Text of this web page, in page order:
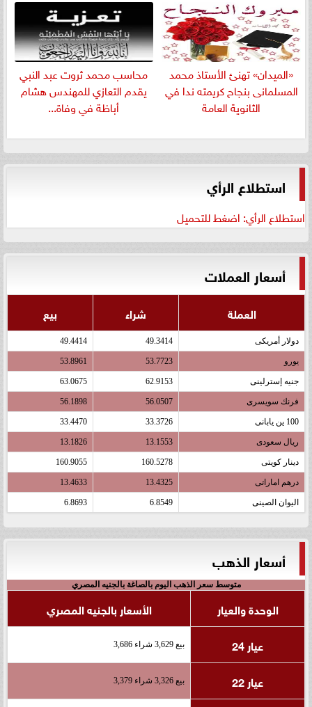
«الميدان» تهنئ الأستاذ محمد
المسلمانى بنجاح كريمته ندا في
الثانوية العامة
​محاسب محمد ثروت عبد النبي
يقدم التعازي للمهندس هشام
أباظة في وفاة...
استطلاع الرأي
استطلاع الرأي: اضغط للتحميل
أسعار العملات
العملة شراء بيع
دولار أمريكى 49.3414
49.4414
يورو 53.7723
53.8961
جنيه إسترلينى 62.9153
63.0675
فرنك سويسرى 56.0507
56.1898
100 ين يابانى 33.3726
33.4470
ريال سعودى 13.1553
13.1826
دينار كويتى 160.5278
160.9055
درهم اماراتى 13.4325
13.4633
اليوان الصينى 6.8549
6.8693
أسعار الذهب
متوسط سعر الذهب اليوم بالصاغة بالجنيه المصري
الوحدة والعيار
الأسعار بالجنيه المصري
عيار 24
بيع 3,629 شراء 3,686
عيار 22 بيع 3,326 شراء 3,379